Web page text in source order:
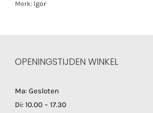
Merk: Igor
OPENINGSTIJDEN WINKEL
Ma: Gesloten
Di: 10.00 – 17.30